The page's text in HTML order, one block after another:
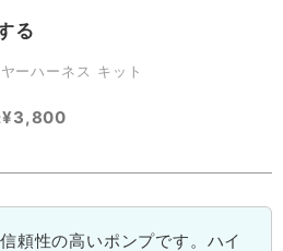
る
ーハーネス キット
¥3,800
頼性の高いポンプです。ハイ